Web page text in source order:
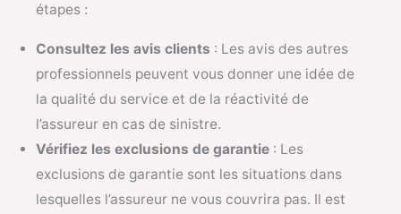
étapes :
Consultez les avis clients : Les avis des autres
professionnels peuvent vous donner une idée de
la qualité du service et de la réactivité de
l’assureur en cas de sinistre.
Vérifiez les exclusions de garantie : Les
exclusions de garantie sont les situations dans
lesquelles l’assureur ne vous couvrira pas. Il est